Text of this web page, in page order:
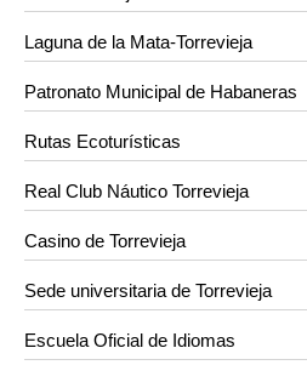
Laguna de la Mata-Torrevieja
Patronato Municipal de Habaneras
Rutas Ecoturísticas
Real Club Náutico Torrevieja
Casino de Torrevieja
Sede universitaria de Torrevieja
Escuela Oficial de Idiomas